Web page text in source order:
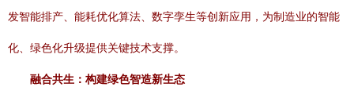
发智能排产、能耗优化算法、数字孪生等创新应用，为制造业的智能
化、绿色化升级提供关键技术支撑。
融合共生：构建绿色智造新生态